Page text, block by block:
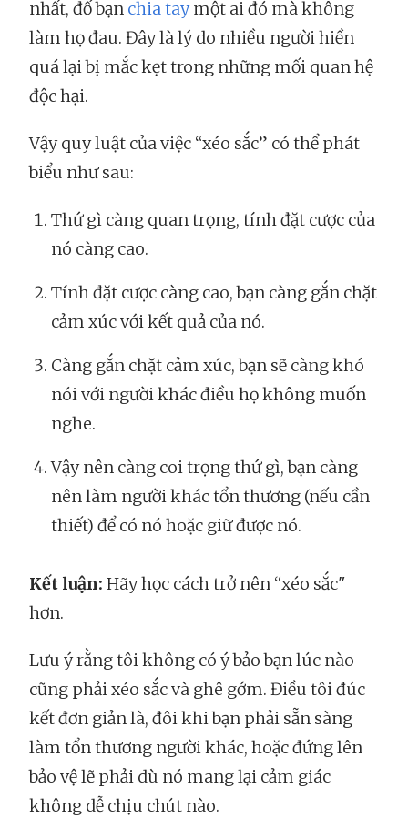
nhất, đố bạn chia taymột ai đó mà không
làm họ đau. Đây là lý do nhiều người hiền
quá lại bị mắc kẹt trong những mối quan hệ
độc hại.
Vậy quy luật của việc “xéo sắc” có thể phát
biểu như sau:
Thứ gì càng quan trọng, tính đặt cược của
nó càng cao.
Tính đặt cược càng cao, bạn càng gắn chặt
cảm xúc với kết quả của nó.
Càng gắn chặt cảm xúc, bạn sẽ càng khó
nói với người khác điều họ không muốn
nghe.
Vậy nên càng coi trọng thứ gì, bạn càng
nên làm người khác tổn thương (nếu cần
thiết) để có nó hoặc giữ được nó.
Kết luận: Hãy học cách trở nên “xéo sắc"
hơn.
Lưu ý rằng tôi không có ý bảo bạn lúc nào
cũng phải xéo sắc và ghê gớm. Điều tôi đúc
kết đơn giản là, đôi khi bạn phải sẵn sàng
làm tổn thương người khác, hoặc đứng lên
bảo vệ lẽ phải dù nó mang lại cảm giác
không dễ chịu chút nào.